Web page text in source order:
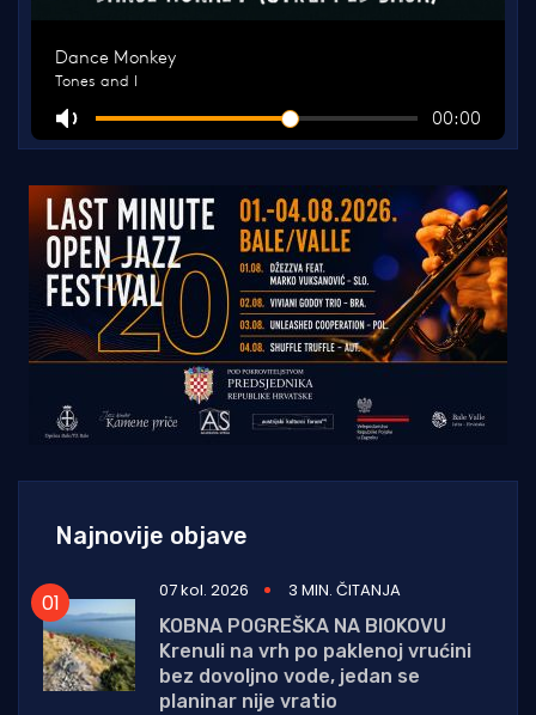
Najnovije objave
07 kol. 2026
3 MIN. ČITANJA
KOBNA POGREŠKA NA BIOKOVU
Krenuli na vrh po paklenoj vrućini
bez dovoljno vode, jedan se
planinar nije vratio